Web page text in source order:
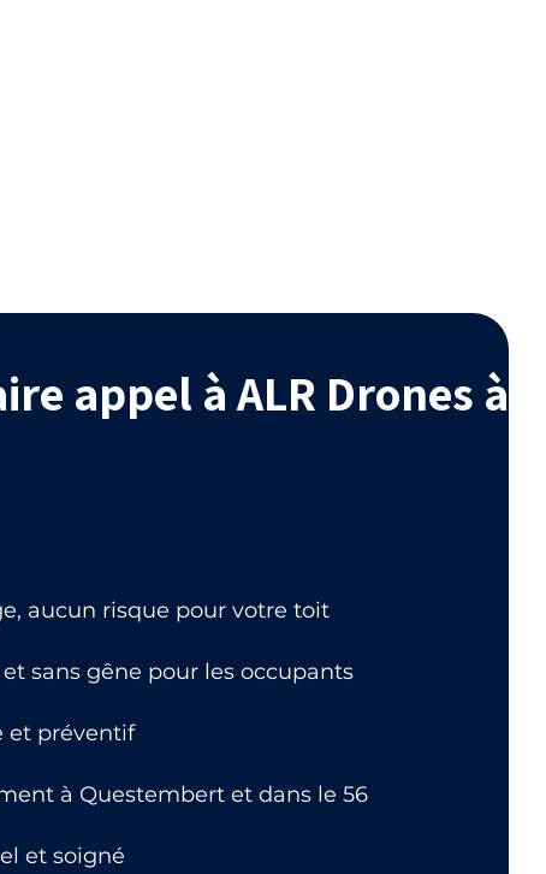
appel à ALR Drones à
aucun risque pour votre toit
sans gêne pour les occupants
et préventif
à Questembert et dans le 56
et soigné